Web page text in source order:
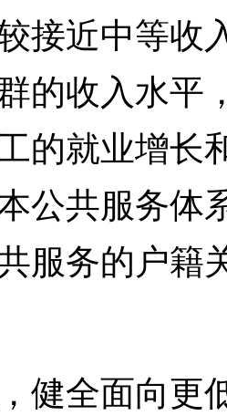
接近中等收
的收入水平
的就业增长
公共服务体
服务的户籍
全面向更